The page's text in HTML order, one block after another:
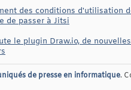
des conditions d'utilisation
de passer à Jitsi
le plugin Draw.io, de
de presse en informatique.